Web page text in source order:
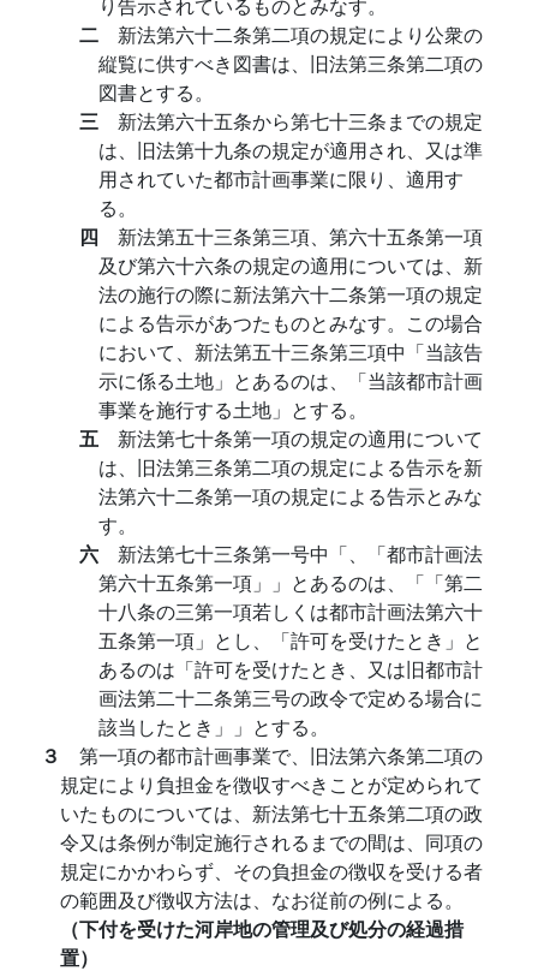
二 新法第六十二条第二項の規定により公衆の
縦覧に供すべき図書は、旧法第三条第二項の
図書とする。
三 新法第六十五条から第七十三条までの規定
は、旧法第十九条の規定が適用され、又は準
用されていた都市計画事業に限り、適用す
る。
四 新法第五十三条第三項、第六十五条第一項
及び第六十六条の規定の適用については、新
法の施行の際に新法第六十二条第一項の規定
による告示があつたものとみなす。この場合
において、新法第五十三条第三項中「当該告
示に係る土地」とあるのは、「当該都市計画
事業を施行する土地」とする。
五 新法第七十条第一項の規定の適用について
は、旧法第三条第二項の規定による告示を新
法第六十二条第一項の規定による告示とみな
す。
六 新法第七十三条第一号中「、「都市計画法
第六十五条第一項」」とあるのは、「「第二
十八条の三第一項若しくは都市計画法第六十
五条第一項」とし、「許可を受けたとき」と
あるのは「許可を受けたとき、又は旧都市計
画法第二十二条第三号の政令で定める場合に
該当したとき」」とする。
３ 第一項の都市計画事業で、旧法第六条第二項の
規定により負担金を徴収すべきことが定められて
いたものについては、新法第七十五条第二項の政
令又は条例が制定施行されるまでの間は、同項の
規定にかかわらず、その負担金の徴収を受ける者
の範囲及び徴収方法は、なお従前の例による。
（下付を受けた河岸地の管理及び処分の経過措
置）